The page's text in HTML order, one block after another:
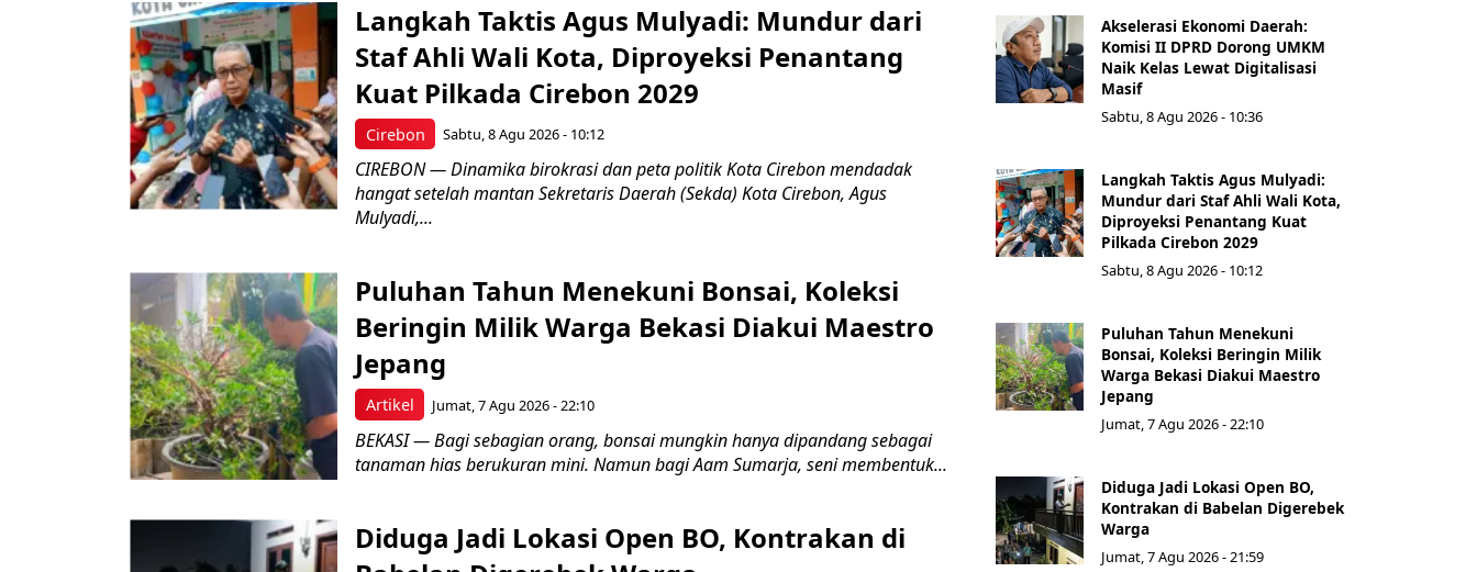
Cirebon
Langkah Taktis Agus Mulyadi: Mundur dari
Staf Ahli Wali Kota, Diproyeksi Penantang
Kuat Pilkada Cirebon 2029
Sabtu, 8 Agu 2026 - 10:12
CIREBON — Dinamika birokrasi dan peta politik Kota Cirebon mendadak
hangat setelah mantan Sekretaris Daerah (Sekda) Kota Cirebon, Agus
Mulyadi,...
Artikel
Puluhan Tahun Menekuni Bonsai, Koleksi
Beringin Milik Warga Bekasi Diakui Maestro
Jepang
Jumat, 7 Agu 2026 - 22:10
BEKASI — Bagi sebagian orang, bonsai mungkin hanya dipandang sebagai
tanaman hias berukuran mini. Namun bagi Aam Sumarja, seni membentuk...
Diduga Jadi Lokasi Open BO, Kontrakan di
Akselerasi Ekonomi Daerah:
Komisi II DPRD Dorong UMKM
Naik Kelas Lewat Digitalisasi
Masif
Sabtu, 8 Agu 2026 - 10:36
Langkah Taktis Agus Mulyadi:
Mundur dari Staf Ahli Wali Kota,
Diproyeksi Penantang Kuat
Pilkada Cirebon 2029
Sabtu, 8 Agu 2026 - 10:12
Puluhan Tahun Menekuni
Bonsai, Koleksi Beringin Milik
Warga Bekasi Diakui Maestro
Jepang
Jumat, 7 Agu 2026 - 22:10
Diduga Jadi Lokasi Open BO,
Kontrakan di Babelan Digerebek
Warga
Jumat, 7 Agu 2026 - 21:59